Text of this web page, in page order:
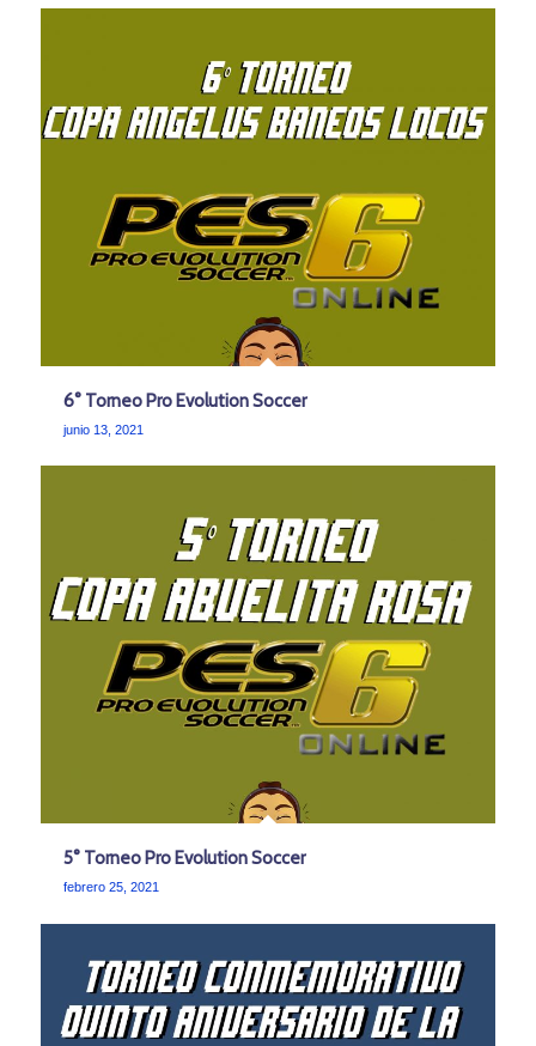
6° Torneo Pro Evolution Soccer
junio 13, 2021
5° Torneo Pro Evolution Soccer
febrero 25, 2021